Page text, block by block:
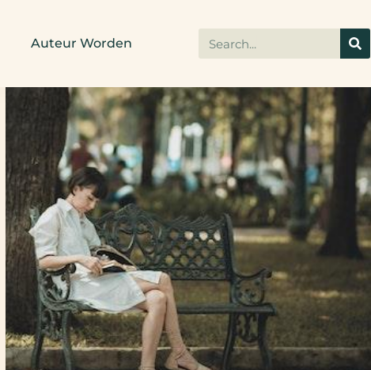
Auteur Worden